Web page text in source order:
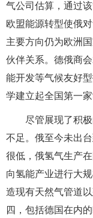
气公司估算，通过
欧盟能源转型使俄
主要方向仍为欧洲
伙伴关系。德俄商
能开发等气候友好
学建立起全国第一
尽管展现了积
不足。俄至今未出
很低，俄氢气生产
向氢能产业进行大
造现有天然气管道
四，包括德国在内